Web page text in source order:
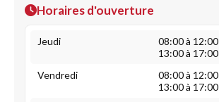
Horaires d'ouverture
Jeudi
08:00 à 12:00
13:00 à 17:00
Vendredi
08:00 à 12:00
13:00 à 17:00